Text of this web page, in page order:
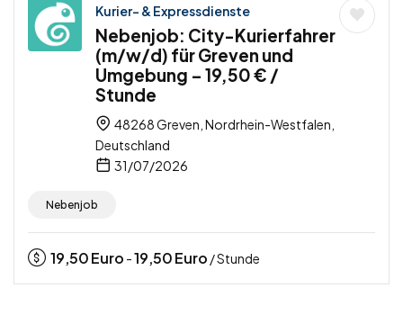
Kurier- & Expressdienste
Nebenjob: City-Kurierfahrer
(m/w/d) für Greven und
Umgebung – 19,50 € /
Stunde
48268 Greven, Nordrhein-Westfalen,
Deutschland
31/07/2026
Nebenjob
19,50Euro -19,50Euro / Stunde